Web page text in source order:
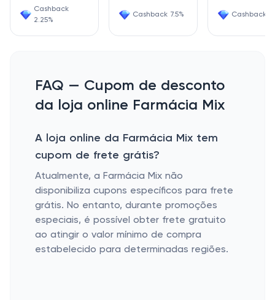
Cashback
2.25%
Cashback 7.5% Cashback
FAQ — Cupom de desconto
da loja online Farmácia Mix
A loja online da Farmácia Mix tem
cupom de frete grátis?
Atualmente, a Farmácia Mix não
disponibiliza cupons específicos para frete
grátis. No entanto, durante promoções
especiais, é possível obter frete gratuito
ao atingir o valor mínimo de compra
estabelecido para determinadas regiões.